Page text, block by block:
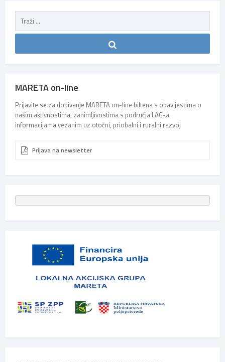
MARETA on-line
Prijavite se za dobivanje MARETA on-line biltena s obavijestima o
našim aktivnostima, zanimljivostima s područja LAG-a
informacijama vezanim uz otočni, priobalni i ruralni razvoj
Prijava na newsletter